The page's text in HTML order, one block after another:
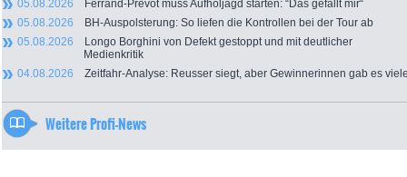
05.08.2026 Ferrand-Prévot muss Aufholjagd starten: “Das gefällt mir“
05.08.2026 BH-Auspolsterung: So liefen die Kontrollen bei der Tour ab
05.08.2026 Longo Borghini von Defekt gestoppt und mit deutlicher
Medienkritik
04.08.2026 Zeitfahr-Analyse: Reusser siegt, aber Gewinnerinnen gab es
Weitere Profi-News